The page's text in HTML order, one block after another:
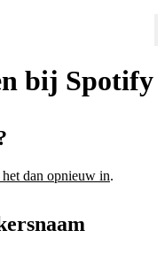
bij Spotify
het dan opnieuw in.